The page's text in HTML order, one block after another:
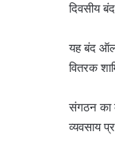
दिवसीय
यह बंद
वितरक
संगठन का
व्यवसाय